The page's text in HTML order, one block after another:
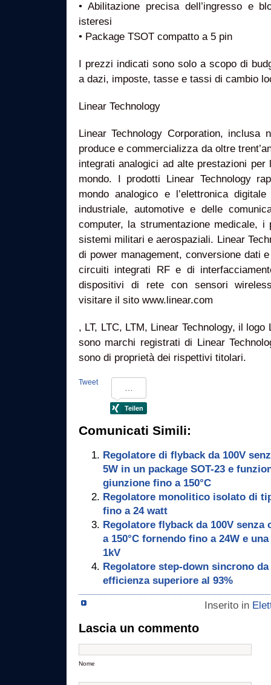
• Abilitazione precisa dell’ingresso e
isteresi
• Package TSOT compatto a 5 pin
I prezzi indicati sono solo a scopo di
a dazi, imposte, tasse e tassi di cambio
Linear Technology
Linear Technology Corporation, inclusa
produce e commercializza da oltre
integrati analogici ad alte prestazioni
mondo. I prodotti Linear Technology
mondo analogico e l’elettronica
industriale, automotive e delle
computer, la strumentazione medicale,
sistemi militari e aerospaziali. Linear
di power management, conversione dati
circuiti integrati RF e di
dispositivi di rete con sensori
visitare il sito www.linear.com
, LT, LTC, LTM, Linear Technology, il
sono marchi registrati di Linear
sono di proprietà dei rispettivi titolari.
Tweet
Comunicati Simili:
Regolatore di flyback da 100V
5W in un package SOT-23 e
giunzione fino a 150°C
Regolatore monolitico isolato di
fino a 24 watt
Regolatore flyback da 100V
a 150°C fornendo fino a 24W e
1kV
Regolatore step-down sincrono da
efficienza superiore al 93%
Inserito in
Lascia un commento
Nome